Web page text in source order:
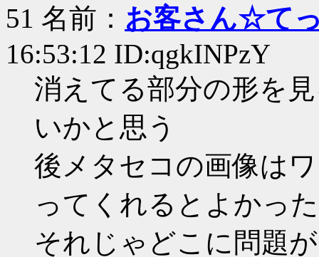
51 名前： お客さん☆て
16:53:12 ID:qgkINPzY
消えてる部分の形を
いかと思う
後メタセコの画像は
ってくれるとよかった
それじゃどこに問題